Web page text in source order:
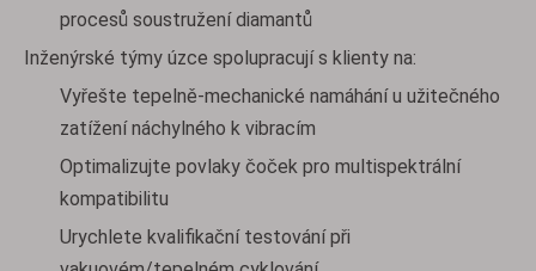
procesů soustružení diamantů
Inženýrské týmy úzce spolupracují s klienty na:
Vyřešte tepelně-mechanické namáhání u užitečného
zatížení náchylného k vibracím
Optimalizujte povlaky čoček pro multispektrální
kompatibilitu
Urychlete kvalifikační testování při